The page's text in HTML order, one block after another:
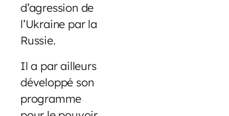
d’agression de
l’Ukraine par la
Russie.
Il a par ailleurs
développé son
programme